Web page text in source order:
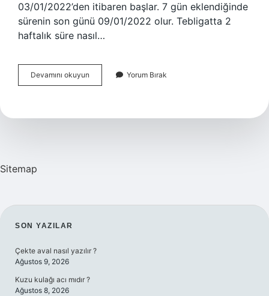
03/01/2022’den itibaren başlar. 7 gün eklendiğinde
sürenin son günü 09/01/2022 olur. Tebligatta 2
haftalık süre nasıl…
Devamını okuyun
Süresine
Dahil
Yorum Bırak
Sitemap
SIDEBAR
SON YAZILAR
Çekte aval nasıl yazılır ?
Ağustos 9, 2026
Kuzu kulağı acı mıdır ?
Ağustos 8, 2026